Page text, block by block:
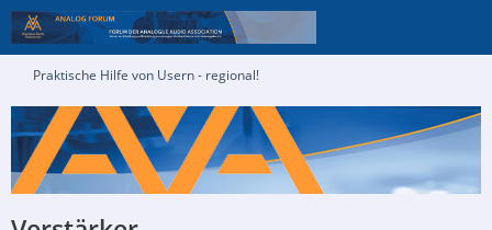
Praktische Hilfe von Usern - regional!